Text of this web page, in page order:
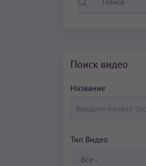
Поиск видео
Название
Тип Видео